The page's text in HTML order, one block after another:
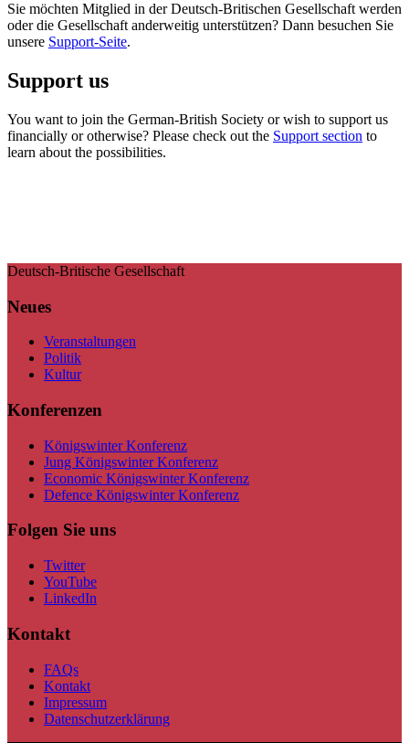
Sie möchten Mitglied in der Deutsch-Britischen Gesellschaft werden
oder die Gesellschaft anderweitig unterstützen? Dann besuchen Sie
unsere Support-Seite.
Support us
You want to join the German-British Society or wish to support us
financially or otherwise? Please check out the Support section to
learn about the possibilities.
Deutsch-Britische Gesellschaft
Neues
Veranstaltungen
Politik
Kultur
Konferenzen
Königswinter Konferenz
Jung Königswinter Konferenz
Economic Königswinter Konferenz
Defence Königswinter Konferenz
Folgen Sie uns
Twitter
YouTube
LinkedIn
Kontakt
FAQs
Kontakt
Impressum
Datenschutzerklärung